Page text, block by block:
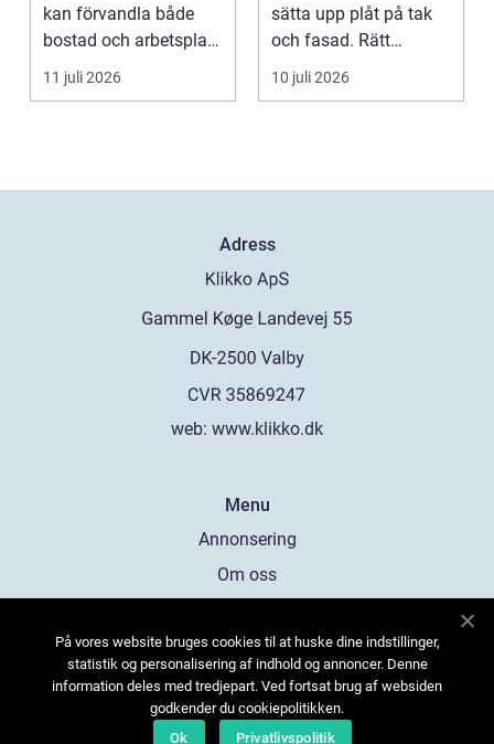
kan förvandla både
bostad och arbetsplats
på kort tid. Färger, yt...
11 juli 2026
sätta upp plåt på tak
och fasad. Rätt
plåtarbeten skyddar ...
10 juli 2026
Adress
web: www.klikko.dk
Menu
Annonsering
Om oss
Kontakta oss
Sitemap
På vores website bruges cookies til at huske dine indstillinger,
statistik og personalisering af indhold og annoncer. Denne
information deles med tredjepart. Ved fortsat brug af websiden
godkender du cookiepolitikken.
Ok
Privatlivspolitik